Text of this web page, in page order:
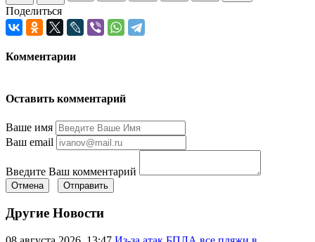
Поделиться
Комментарии
Оставить комментарий
Ваше имя
Ваш email
Введите Ваш комментарий
Отмена Отправить
Другие Новости